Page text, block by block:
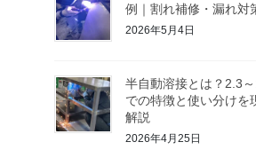
例｜割れ補修・漏れ対
2026年5月4日
半自動溶接とは？2.3
での特徴と使い分けを
解説
2026年4月25日